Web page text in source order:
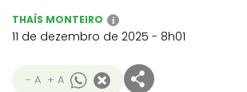
THAÍS MONTEIRO i
11 de dezembro de 2025 - 8h01
- A + A